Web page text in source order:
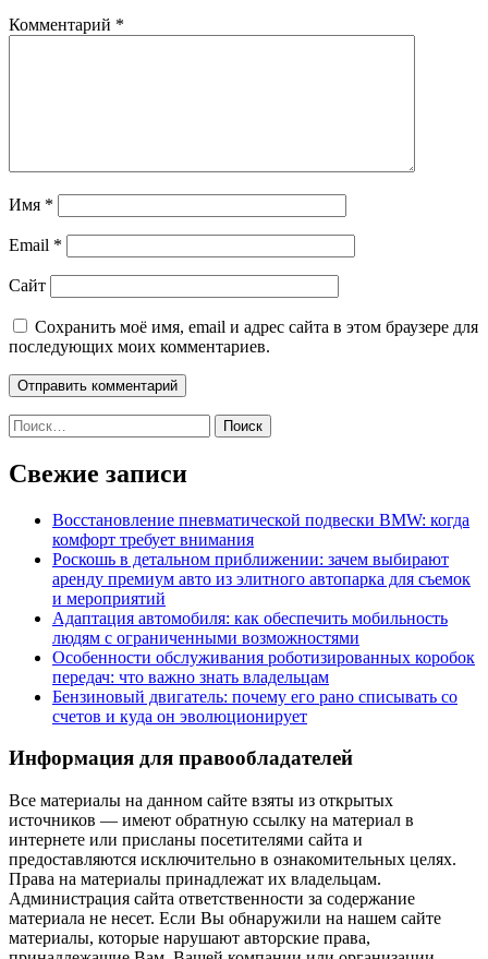
Комментарий *
Имя *
Email *
Сайт
Сохранить моё имя, email и адрес сайта в этом браузере для
последующих моих комментариев.
Найти:
Свежие записи
Восстановление пневматической подвески BMW: когда
комфорт требует внимания
Роскошь в детальном приближении: зачем выбирают
аренду премиум авто из элитного автопарка для съемок
и мероприятий
Адаптация автомобиля: как обеспечить мобильность
людям с ограниченными возможностями
Особенности обслуживания роботизированных коробок
передач: что важно знать владельцам
Бензиновый двигатель: почему его рано списывать со
счетов и куда он эволюционирует
Информация для правообладателей
Все материалы на данном сайте взяты из открытых
источников — имеют обратную ссылку на материал в
интернете или присланы посетителями сайта и
предоставляются исключительно в ознакомительных целях.
Права на материалы принадлежат их владельцам.
Администрация сайта ответственности за содержание
материала не несет. Если Вы обнаружили на нашем сайте
материалы, которые нарушают авторские права,